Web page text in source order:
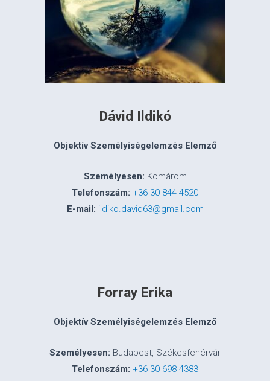
Dávid Ildikó
Objektív Személyiségelemzés Elemző
Személyesen: Komárom
Telefonszám: +36 30 844 4520
E-mail: ildiko.david63@gmail.com
Forray Erika
Objektív Személyiségelemzés Elemző
Személyesen: Budapest, Székesfehérvár
Telefonszám: +36 30 698 4383